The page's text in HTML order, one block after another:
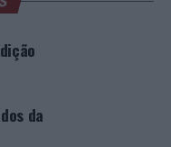
serão anunciados
prevista a
o ensino
pessoais e
o trabalho
e
da